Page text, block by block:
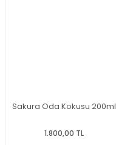
Sakura Oda Kokusu 200ml
1.800,00 TL